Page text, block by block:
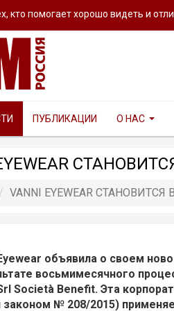
кто помогает хорошо видеть и
ПУБЛИКАЦИИ О НАС
VANNI EYEWEAR СТАНОВИТСЯ
объявила о своем
восьмимесячного
Società Benefit. Эта
законом № 208/2015)